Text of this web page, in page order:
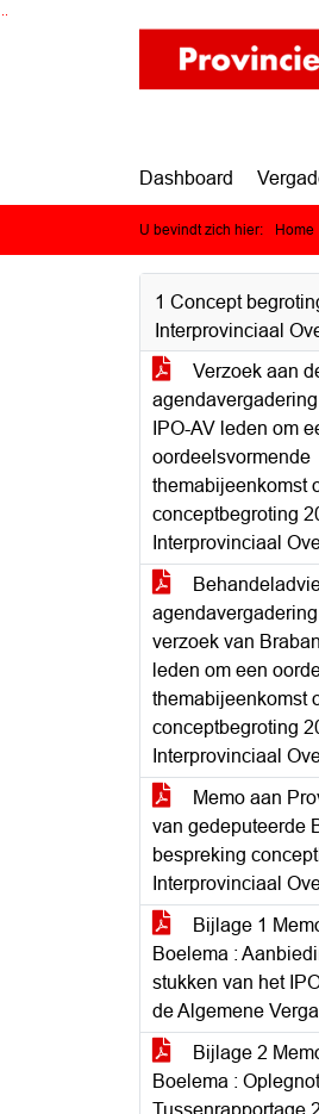
Ga naar de inhoud van deze pagina
Ga naar het zoeken
Ga naar het menu
Dashboard
U bevindt zich hier: Home
1 Concept
Interprovinciaal
Verzoek aan
IPO-AV leden om
oordeelsvormende
themabijeenkomst
conceptbegroting
Interprovinciaal
verzoek van
leden om een
themabijeenkomst
conceptbegroting
Interprovinciaal
Memo aan
van gedeputeerde
bespreking
Interprovinciaal
Bijlage 1
Boelema :
stukken van het
de Algemene
Bijlage 2
Boelema :
Tussenrapportage